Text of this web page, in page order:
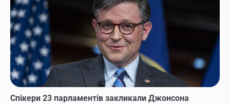
Спікери 23 парламентів закликали Джонсона